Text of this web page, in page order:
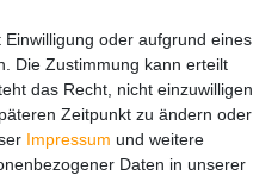
oder aufgrund eines
Die Zustimmung kann erteilt
das Recht, nicht einzuwilligen
Zeitpunkt zu ändern oder
Impressum und weitere
Daten in unserer